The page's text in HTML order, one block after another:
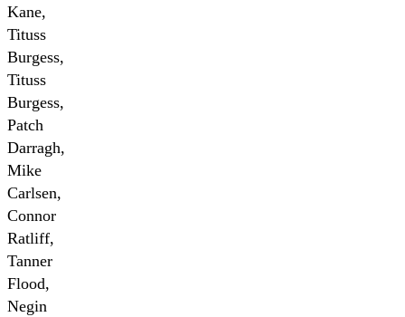
Kane,
Tituss
Burgess,
Tituss
Burgess,
Patch
Darragh,
Mike
Carlsen,
Connor
Ratliff,
Tanner
Flood,
Negin